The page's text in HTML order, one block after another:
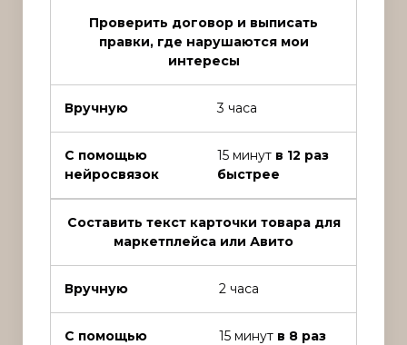
Проверить договор и выписать
правки, где нарушаются мои
интересы
Вручную 3 часа
С помощью
нейросвязок
15 минут в 12 раз
быстрее
Составить текст карточки товара для
маркетплейса или Авито
Вручную 2 часа
С помощью
15 минут в 8 раз